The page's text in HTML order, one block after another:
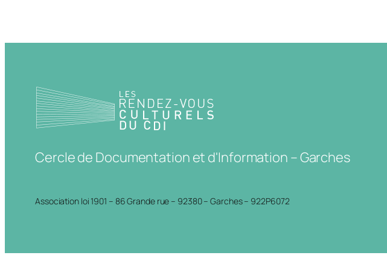
Cercle de Documentation et d'Information – Garches
Association loi 1901 – 86 Grande rue – 92380 – Garches – 922P6072